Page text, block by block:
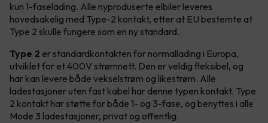
kun 1-faselading. Alle nyproduserte elbiler leveres
hovedsakelig med Type-2 kontakt, etter at EU bestemte at
Type 2 skulle fungere som en ny standard.
Type 2 er standardkontakten for normallading i Europa,
utviklet for et 400V strømnett. Den er veldig fleksibel, og
har kan levere både vekselstrøm og likestrøm. Alle
ladestasjoner uten fast kabel har denne typen kontakt. Type
2 kontakt har støtte for både 1- og 3-fase, og benyttes i alle
Mode 3 ladestasjoner, privat og offentlig.